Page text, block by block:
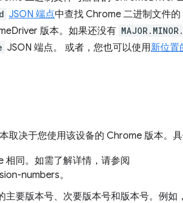
JSON 端点中查找 Chrome 二进制文件的
版本。如果还没有
JSON 端点。 或者，您也可以使用新位置
决于您使用该设备的 Chrome 版本。具
同。如需了解详情，请参阅
numbers。
要版本号、次要版本号和版本号。例如